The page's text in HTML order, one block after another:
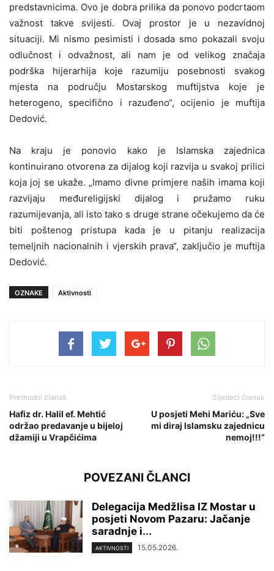
predstavnicima. Ovo je dobra prilika da ponovo podcrtaom
važnost takve svijesti. Ovaj prostor je u nezavidnoj
situaciji. Mi nismo pesimisti i dosada smo pokazali svoju
odlučnost i odvažnost, ali nam je od velikog značaja
podrška hijerarhija koje razumiju posebnosti svakog
mjesta na području Mostarskog muftijstva koje je
heterogeno, specifično i razuđeno“, ocijenio je muftija
Dedović.
Na kraju je ponovio kako je Islamska zajednica
kontinuirano otvorena za dijalog koji razvija u svakoj prilici
koja joj se ukaže. „Imamo divne primjere naših imama koji
razvijaju međureligijski dijalog i pružamo ruku
razumijevanja, ali isto tako s druge strane očekujemo da će
biti poštenog pristupa kada je u pitanju realizacija
temeljnih nacionalnih i vjerskih prava“, zaključio je muftija
Dedović.
OZNAKE Aktivnosti
Prethodni članak
Hafiz dr. Halil ef. Mehtić
održao predavanje u bijeloj
džamiji u Vrapčićima
Sljedeći članak
U posjeti Mehi Mariću: „Sve
mi diraj Islamsku zajednicu
nemoj!!!“
POVEZANI ČLANCI
Delegacija Medžlisa IZ Mostar u
posjeti Novom Pazaru: Jačanje
saradnje i...
AKTIVNOSTI 15.05.2026.